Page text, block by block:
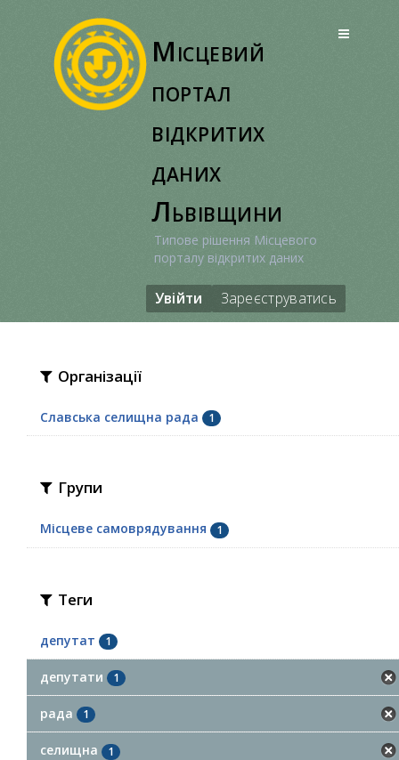
Місцевий
портал
відкритих
даних
Львівщини
Типове рішення Місцевого
порталу відкритих даних
Увійти Зареєструватись
Організації
Славська селищна рада 1
Групи
Місцеве самоврядування 1
Теги
депутат 1
депутати 1
рада 1
селищна 1